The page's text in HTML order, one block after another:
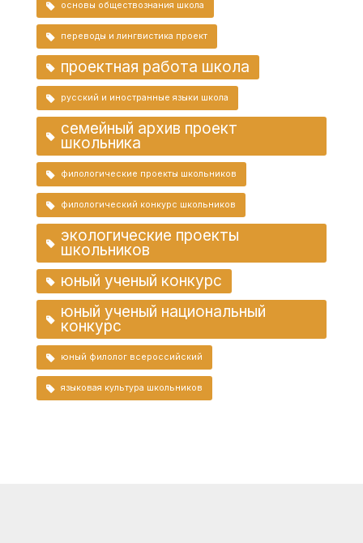
основы обществознания школа
переводы и лингвистика проект
проектная работа школа
русский и иностранные языки школа
семейный архив проект
школьника
филологические проекты школьников
филологический конкурс школьников
экологические проекты
школьников
юный ученый конкурс
юный ученый национальный
конкурс
юный филолог всероссийский
языковая культура школьников